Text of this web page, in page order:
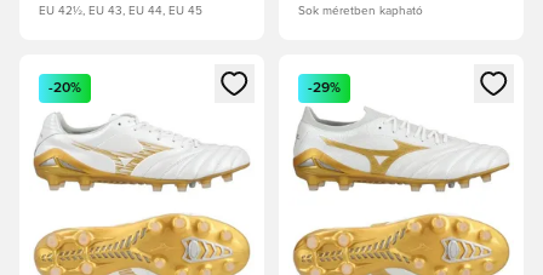
EU 42½, EU 43, EU 44, EU 45 Sok méretben kapható
Megnyit egy modált a bejelentkezéshez vagy a tagként
-20%
Megnyit egy modált a
-29%